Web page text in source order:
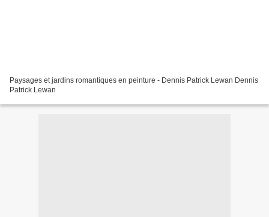
Paysages et jardins romantiques en peinture - Dennis Patrick Lewan Dennis
Patrick Lewan